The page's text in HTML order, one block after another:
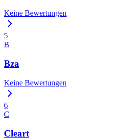
Keine Bewertungen
5
B
Bza
Keine Bewertungen
6
C
Cleart